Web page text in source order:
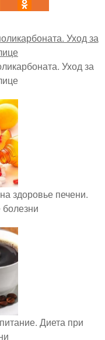
Уход за
здоровье печени.
Диета при